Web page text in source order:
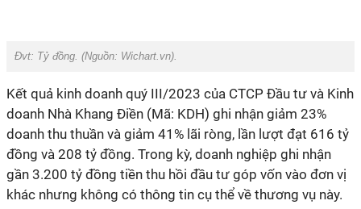
Đvt: Tỷ đồng. (Nguồn: Wichart.vn).
Kết quả kinh doanh quý III/2023 của CTCP Đầu tư và Kinh
doanh Nhà Khang Điền (Mã: KDH) ghi nhận giảm 23%
doanh thu thuần và giảm 41% lãi ròng, lần lượt đạt 616 tỷ
đồng và 208 tỷ đồng. Trong kỳ, doanh nghiệp ghi nhận
gần 3.200 tỷ đồng tiền thu hồi đầu tư góp vốn vào đơn vị
khác nhưng không có thông tin cụ thể về thương vụ này.